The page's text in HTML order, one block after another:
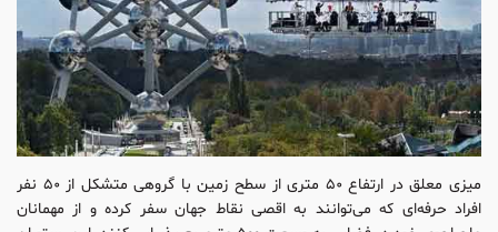
میزی معلق در ارتفاع ۵۰ متری از سطح زمین با گروهی متشکل از ۵۰ نفر
افراد حرفه‌ای که می‌توانند به اقصی نقاط جهان سفر کرده و از مهمانان